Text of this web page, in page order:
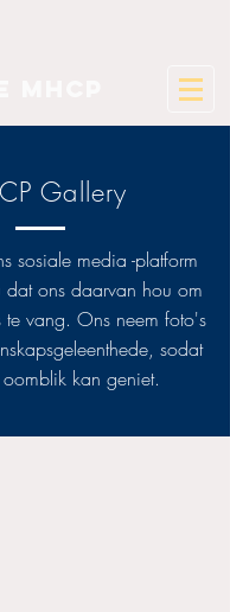
Gallery
sosiale media -platform
dat ons daarvan hou om
vang. Ons neem foto's
sodat
kan geniet.